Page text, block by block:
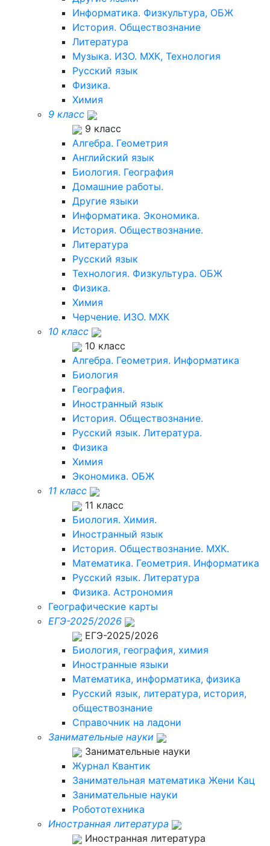
Информатика. Физкультура, ОБЖ
История. Обществознание
Литература
Музыка. ИЗО. МХК, Технология
Русский язык
Физика.
Химия
9 класс
9 класс
Алгебра. Геометрия
Английский язык
Биология. География
Домашние работы.
Другие языки
Информатика. Экономика.
История. Обществознание.
Литература
Русский язык
Технология. Физкультура. ОБЖ
Физика.
Химия
Черчение. ИЗО. МХК
10 класс
10 класс
Алгебра. Геометрия. Информатика
Биология
География.
Иностранный язык
История. Обществознание.
Русский язык. Литература.
Физика
Химия
Экономика. ОБЖ
11 класс
11 класс
Биология. Химия.
Иностранный язык
История. Обществознание. МХК.
Математика. Геометрия. Информатика
Русский язык. Литература
Физика. Астрономия
Географические карты
ЕГЭ-2025/2026
ЕГЭ-2025/2026
Биология, география, химия
Иностранные языки
Математика, информатика, физика
Русский язык, литература, история,
обществознание
Справочник на ладони
Занимательные науки
Занимательные науки
Журнал Квантик
Занимательная математика Жени Кац
Занимательные науки
Робототехника
Иностранная литература
Иностранная литература